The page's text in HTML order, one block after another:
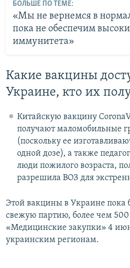
БОЛЬШЕ ПО ТЕМЕ:
«Мы не вернемся в
пока не обеспечим
иммунитета»
Какие вакцины
Украине, кто их
Китайскую вакцину
получают маломобильные
(поскольку ее
одной дозе), а также
люди пожилого возраста,
разрешила ВОЗ для
Этой вакцины в Украине пока
свежую партию, более чем
«Медицинские закупки» 4
украинским регионам.